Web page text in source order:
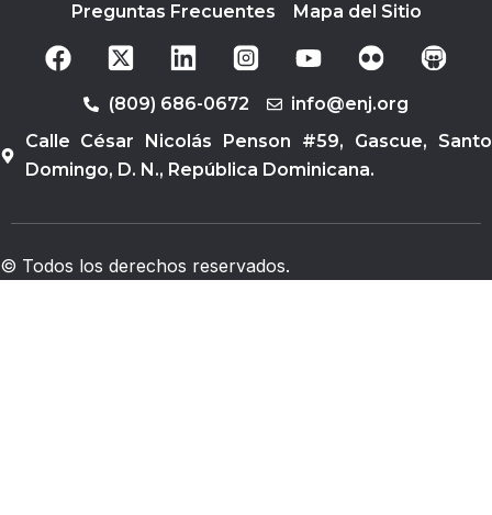
Preguntas Frecuentes
Mapa del Sitio
F
a
b
o
k
o
u
t
u
b
(809) 686-0672
info@enj.org
Calle César Nicolás Penson #59, Gascue, Santo
Domingo, D. N., República Dominicana.
© Todos los derechos reservados.